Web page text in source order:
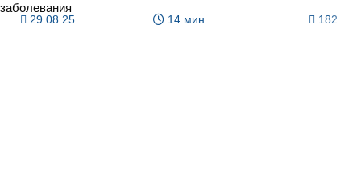
заболевания
29.08.25 14 мин 182